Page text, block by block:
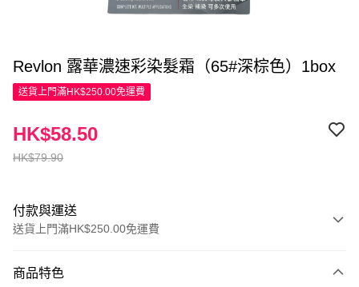
Revlon 露華濃速彩染髮霜（65#深棕色）1box
送貨上門滿HK$250.00免運費
HK$79.90
HK$58.50
付款與運送
送貨上門滿HK$250.00免運費
信用卡
商品特色